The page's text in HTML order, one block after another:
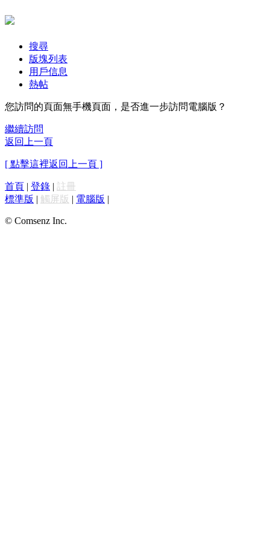
搜尋
版塊列表
用戶信息
熱帖
您訪問的頁面無手機頁面，是否進一步訪問電腦版？
繼續訪問
返回上一頁
[ 點擊這裡返回上一頁 ]
首頁 | 登錄 | 註冊
標準版 | 觸屏版 | 電腦版 |
© Comsenz Inc.